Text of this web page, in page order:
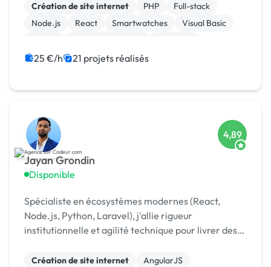
Création de site internet PHP
Full-stack
Node.js
React Smartwatches
Visual Basic
25 €/h 21 projets réalisés
Jayan Grondin
Disponible
4,89
Spécialiste en écosystèmes modernes (React,
Node.js, Python, Laravel), j'allie rigueur
institutionnelle et agilité technique pour livrer des
Création de site internet
AngularJS